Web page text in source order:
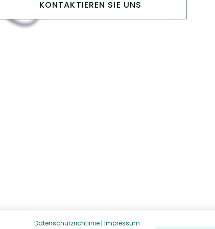
KONTAKTIEREN SIE UNS
Datenschutzrichtlinie | Impressum